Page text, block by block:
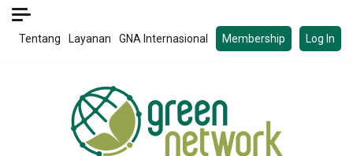
Skip
Tentang Layanan GNA Internasional Membership Log In